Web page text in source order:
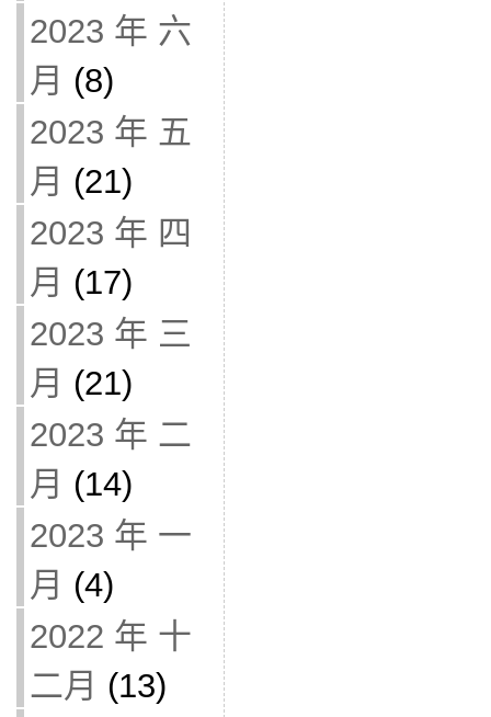
2023 年 六
月 (8)
2023 年 五
月 (21)
2023 年 四
月 (17)
2023 年 三
月 (21)
2023 年 二
月 (14)
2023 年 一
月 (4)
2022 年 十
二月 (13)